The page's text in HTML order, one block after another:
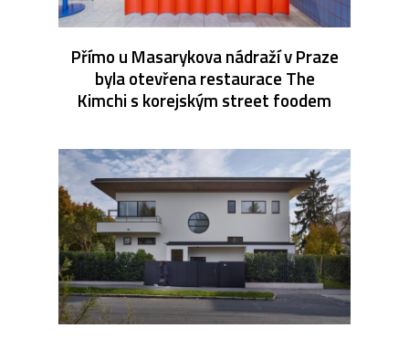
Přímo u Masarykova nádraží v Praze
byla otevřena restaurace The
Kimchi s korejským street foodem